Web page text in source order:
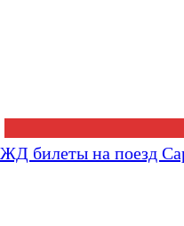
ЖД билеты на поезд